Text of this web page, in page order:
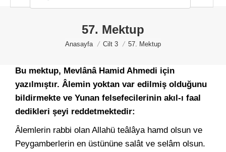
57. Mektup
You are here:
Anasayfa Cilt 3 57. Mektup
Bu mektup, Mevlânâ Hamid Ahmedi için
yazılmıştır. Âlemin yoktan var edilmiş olduğunu
bildirmekte ve Yunan felsefecilerinin akıl-ı faal
dedikleri şeyi reddetmektedir:
Âlemlerin rabbi olan Allahü teâlâya hamd olsun ve
Peygamberlerin en üstününe salât ve selâm olsun.